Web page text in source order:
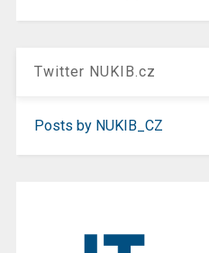
Twitter NUKIB.cz
Posts by NUKIB_CZ